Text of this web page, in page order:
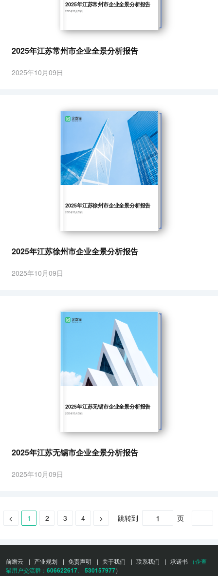
2025年江苏常州市企业全景分析报告
2025年10月09日
2025年江苏常州市企业全景分析报告
2025年10月09日
2025年江苏徐州市企业全景分析报告
2025年10月09日
2025年江苏徐州市企业全景分析报告
2025年10月09日
2025年江苏无锡市企业全景分析报告
2025年10月09日
2025年江苏无锡市企业全景分析报告
2025年10月09日
< 1 2 3 4 > 跳转到 页
前瞻云 | 产业规划 | 免责声明 | 关于我们 | 联系我们 | 承诺书 （企查
猫用户交流群： 606622617 530157977）